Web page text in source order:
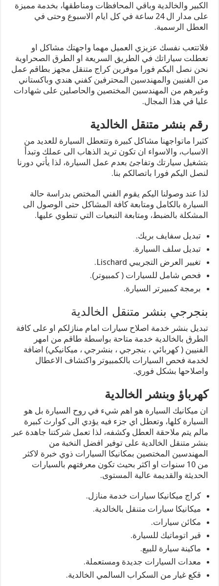
الكبير والخالدية وباقي المحافظات ومناطقها، بخدمة مميزة
على مدار ال 24 ساعة في كل ايام الاسبوع وحتى في
العطل الرسمية.
فلاتتعب نفسك عزيزي العميل مهما واجهتك مشاكل او
تعطلت سياراتك في الطريق السريعة او الطرق الصحراوية
نحن نصل اليكم فورا موفرين كراج متنقل مجهز بطاقم عمل
من الفنيين والمهندسين المحترفين كفني هندي وباكستاني
وغيرهم من المهندسين المختصين والحاصلين على شهادات
عليا في هذا المجال.
رقم بنشر متنقل الخالدية
كثيرا ماتواجهنا مشاكل كبيرة وتتعطل السيارة للعديد من
الاسباب، والاسواء ان تكون تريد الذهاب الى عملك وتبدأ
بتشغيل سيارتك وتفاجئ بعدم عمل السيارة، لذا يأتي دورنا
لنصل اليكم فورا باتصالكم بنا.
لذا عند وصولنا اليكم يقوم الفني المختص بدراسة حالة
السيارة بالكامل ومتابعة كافة المشاكل حتى الوصول الى
المشكلة بالضبط، ومتابعة التبعيات التي تنطوي عليها.
تبديل سفايف بريك.
تبديل سلف السيارة.
تغيير العرض التجريبي Lischard.
فحص شامل للسيارات ( كمبيوتر).
برمجة كمبيرتر السيارة.
بنجرجي بنشر متنقل الخالدية
تبديل بنشر خدمة اصلاح سيارات امام منازلكم او على كافة
الطرق بالخالدية خدمة متاحة بواسطة طاقم من امهر
الفنيين ( كهربائي ، بنجرجي ، بنشرجي ، ميكانيكي) اضافة
لخدمة فحص السيارات بالكمبيوتر واكتشاف الاعطال
واصلاحها بشكل فوري.
كهرباؤ وبنشر الخالدية
ان ميكانيك السيارة هو اهم شيء في روح السيارة بل هو
السيارة كلها، وتعطل اي جزء فيه يؤدي الى كوارث كبيرة
مالم يتم ملاحقة العطل وكشفه، لذا تعمل شركتنا جاهدة عبر
بنشر متنقل الخالدية على توفير افضل النخبة من
المهندسين المختصين بمكانيكا السيارات ذوي خبرة لاكثر
من 10 سنوات او اكثر بحيث تكون معرفتهم بالسيارات
الحديثة والقديمة عالية المستوى.
كراج ميكانيكا سيارات خدمة منازل.
ميكانيكا سيارات متنقل بالخالدية.
مكائن سيارات.
قير اتوماتيك للسيارة.
ماكينة سيارة للبيع.
معدات السيارات جديدة ومستعملة.
قكع غيار من السكراب السالمي الخالدية.